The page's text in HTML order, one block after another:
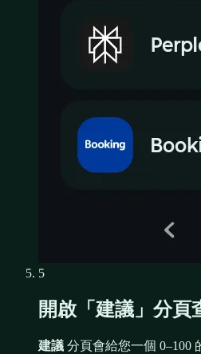
5
開啟「建議」分頁
建議 分頁會給您一個 0–100